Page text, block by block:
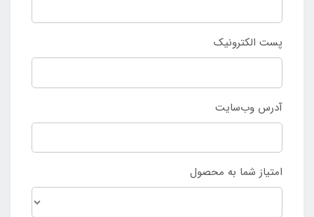
پست الکترونیک
آدرس وب‌سایت
امتیاز شما به محصول